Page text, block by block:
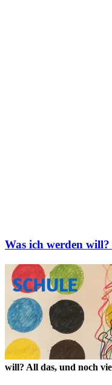
Was ich werden
will? All das, und noch